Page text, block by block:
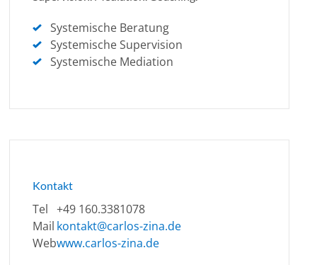
Systemische Beratung
Systemische Supervision
Systemische Mediation
Kontakt
Tel +49 160.3381078
Mail kontakt@carlos-zina.de
Webwww.carlos-zina.de